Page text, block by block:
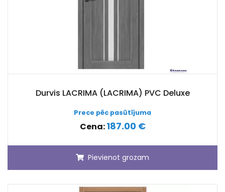
Durvis LACRIMA (LACRIMA) PVC Deluxe
Prece pēc pasūtījuma
Cena:187.00 €
Pievienot grozam